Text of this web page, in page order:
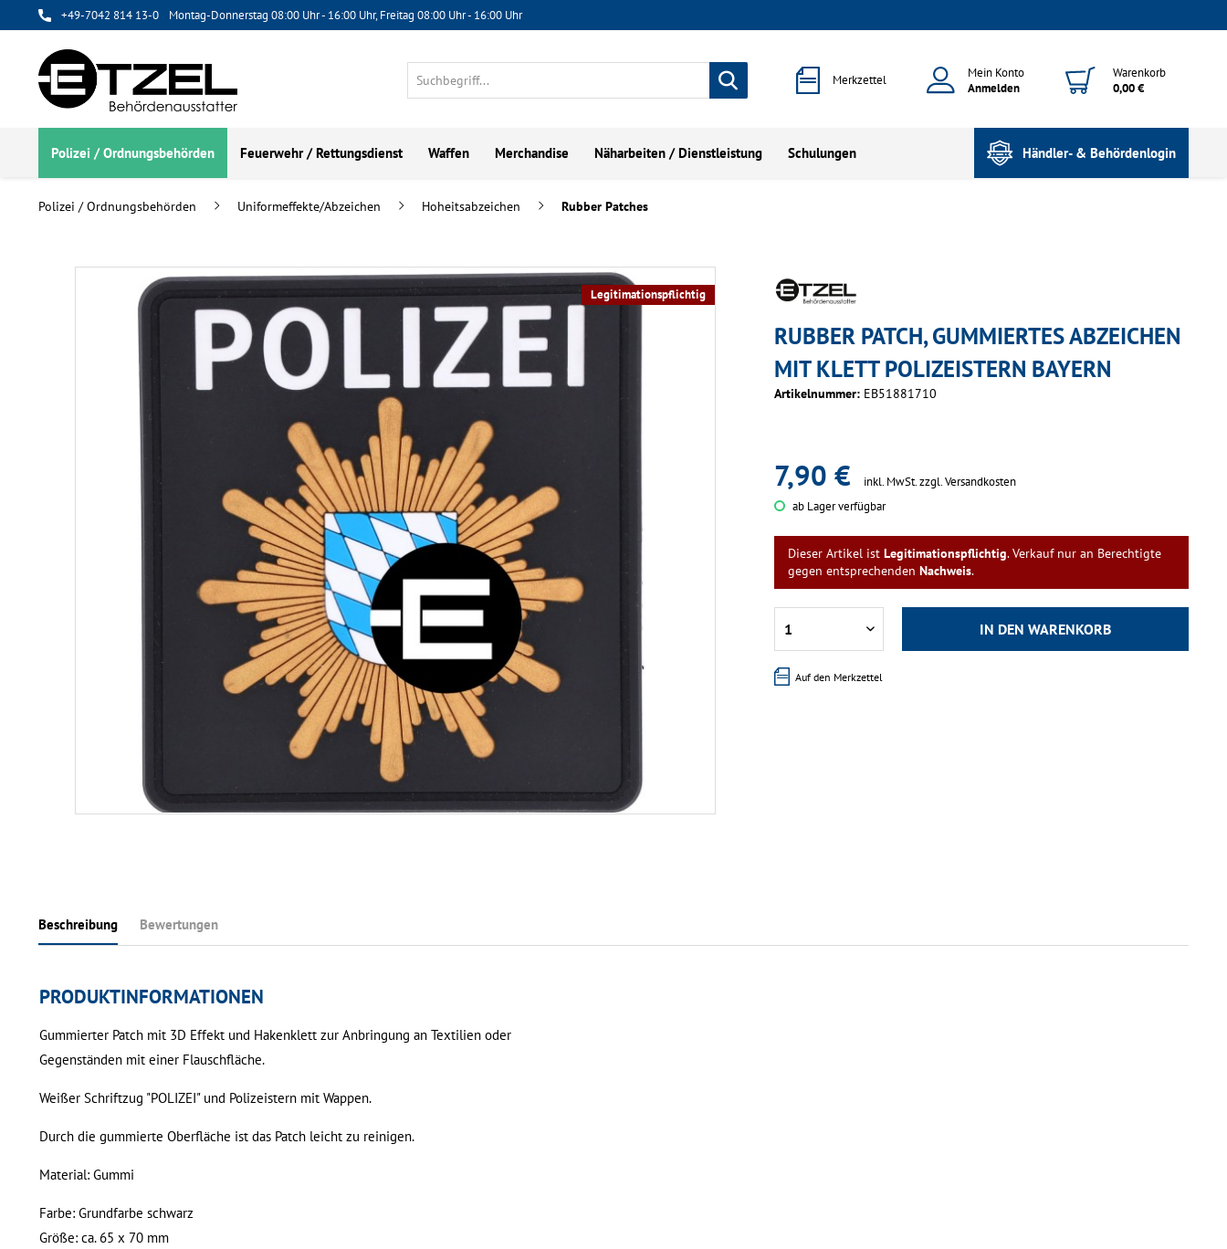
+49-7042 814 13-0 Montag-Donnerstag 08:00 Uhr - 16:00 Uhr, Freitag 08:00 Uhr - 16:00 Uhr
Merkzettel
Mein Konto
Anmelden
Warenkorb
0,00 €
Polizei / Ordnungsbehörden Feuerwehr / Rettungsdienst Waffen Merchandise Näharbeiten / Dienstleistung Schulungen Händler- & Behördenlogin
Polizei / Ordnungsbehörden Uniformeffekte/Abzeichen Hoheitsabzeichen Rubber Patches
Legitimationspflichtig
RUBBER PATCH, GUMMIERTES ABZEICHEN
MIT KLETT POLIZEISTERN BAYERN
Artikelnummer: EB51881710
7,90 € inkl. MwSt.zzgl. Versandkosten
ab Lager verfügbar
Dieser Artikel istLegitimationspflichtig. Verkauf nur an Berechtigte
gegen entsprechendenNachweis.
IN DEN WARENKORB
Auf den Merkzettel
Beschreibung Bewertungen
PRODUKTINFORMATIONEN
Gummierter Patch mit 3D Effekt und Hakenklett zur Anbringung an Textilien oder
Gegenständen mit einer Flauschfläche.
Weißer Schriftzug "POLIZEI" und Polizeistern mit Wappen.
Durch die gummierte Oberfläche ist das Patch leicht zu reinigen.
Material: Gummi
Farbe: Grundfarbe schwarz
Größe: ca. 65 x 70 mm